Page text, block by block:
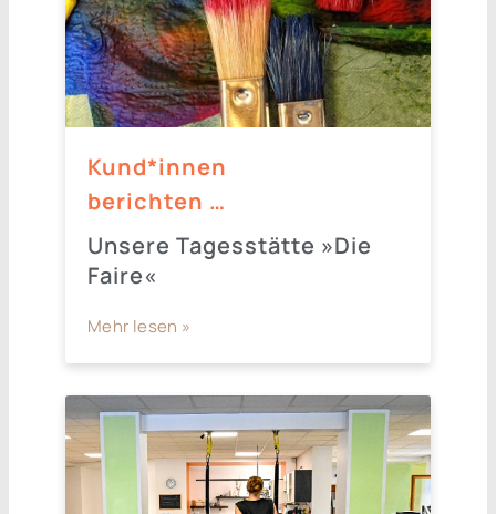
Kund*innen
berichten …
Unsere Tagesstätte »Die
Faire«
Mehr lesen »